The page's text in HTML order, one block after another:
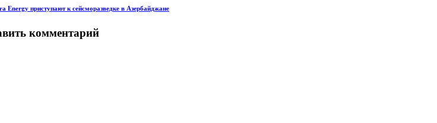
Energy приступают к сейсморазведке в Азербайджане
комментарий